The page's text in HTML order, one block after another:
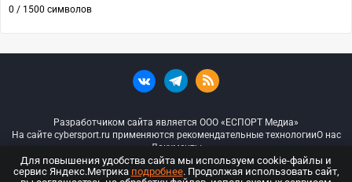
0 / 1500 символов
Разработчиком сайта является ООО «ЕСПОРТ Медиа»
На сайте cybersport.ru применяются рекомендательные технологииО нас
Документы
© ООО «Киберспорт.ру» — Все права защищены
Для повышения удобства сайта мы используем cookie-файлы и
сервис Яндекс.Метрика подробнее. Продолжая использовать сайт,